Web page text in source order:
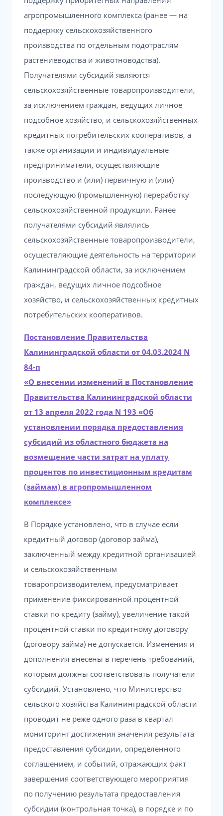
агропромышленного комплекса (ранее — на
поддержку сельскохозяйственного
производства по отдельным подотраслям
растениеводства и животноводства).
Получателями субсидий являются
сельскохозяйственные товаропроизводители,
за исключением граждан, ведущих личное
подсобное хозяйство, и сельскохозяйственных
кредитных потребительских кооперативов, а
также организации и индивидуальные
предприниматели, осуществляющие
производство и (или) первичную и (или)
последующую (промышленную) переработку
сельскохозяйственной продукции. Ранее
получателями субсидий являлись
сельскохозяйственные товаропроизводители,
осуществляющие деятельность на территории
Калининградской области, за исключением
граждан, ведущих личное подсобное
хозяйство, и сельскохозяйственных кредитных
потребительских кооперативов.
Постановление Правительства
Калининградской области от 04.03.2024 N
84-п
«О внесении изменений в Постановление
Правительства Калининградской области
от 13 апреля 2022 года N 193 «Об
установлении порядка предоставления
субсидий из областного бюджета на
возмещение части затрат на уплату
процентов по инвестиционным кредитам
(займам) в агропромышленном
комплексе»
В Порядке установлено, что в случае если
кредитный договор (договор займа),
заключенный между кредитной организацией
и сельскохозяйственным
товаропроизводителем, предусматривает
применение фиксированной процентной
ставки по кредиту (займу), увеличение такой
процентной ставки по кредитному договору
(договору займа) не допускается. Изменения и
дополнения внесены в перечень требований,
которым должны соответствовать получатели
субсидий. Установлено, что Министерство
сельского хозяйства Калининградской области
проводит не реже одного раза в квартал
мониторинг достижения значения результата
предоставления субсидии, определенного
соглашением, и событий, отражающих факт
завершения соответствующего мероприятия
по получению результата предоставления
субсидии (контрольная точка), в порядке и по